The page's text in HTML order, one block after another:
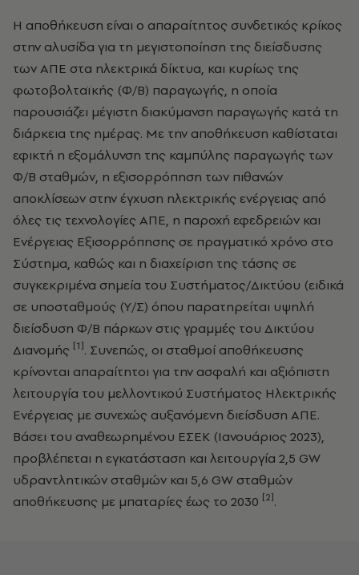
Η αποθήκευση είναι ο απαραίτητος συνδετικός κρίκος
στην αλυσίδα για τη μεγιστοποίηση της διείσδυσης
των ΑΠΕ στα ηλεκτρικά δίκτυα, και κυρίως της
φωτοβολταϊκής (Φ/Β) παραγωγής, η οποία
παρουσιάζει μέγιστη διακύμανση παραγωγής κατά τη
διάρκεια της ημέρας. Με την αποθήκευση καθίσταται
εφικτή η εξομάλυνση της καμπύλης παραγωγής των
Φ/Β σταθμών, η εξισορρόπηση των πιθανών
αποκλίσεων στην έγχυση ηλεκτρικής ενέργειας από
όλες τις τεχνολογίες ΑΠΕ, η παροχή εφεδρειών και
Ενέργειας Εξισορρόπησης σε πραγματικό χρόνο στο
Σύστημα, καθώς και η διαχείριση της τάσης σε
συγκεκριμένα σημεία του Συστήματος/Δικτύου (ειδικά
σε υποσταθμούς (Υ/Σ) όπου παρατηρείται υψηλή
διείσδυση Φ/Β πάρκων στις γραμμές του Δικτύου
Διανομής [1]. Συνεπώς, οι σταθμοί αποθήκευσης
κρίνονται απαραίτητοι για την ασφαλή και αξιόπιστη
λειτουργία του μελλοντικού Συστήματος Ηλεκτρικής
Ενέργειας με συνεχώς αυξανόμενη διείσδυση ΑΠΕ.
Βάσει του αναθεωρημένου ΕΣΕΚ (Ιανουάριος 2023),
προβλέπεται η εγκατάσταση και λειτουργία 2,5 GW
υδραντλητικών σταθμών και 5,6 GW σταθμών
αποθήκευσης με μπαταρίες έως το 2030 [2].